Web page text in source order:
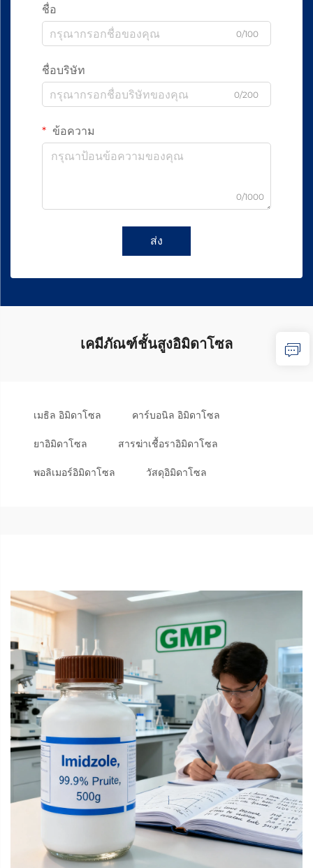
ชื่อ
0/100
ชื่อบริษัท
0/200
ข้อความ
0/1000
ส่ง
เคมีภัณฑ์ชั้นสูงอิมิดาโซล
เมธิล อิมิดาโซล คาร์บอนิล อิมิดาโซล
ยาอิมิดาโซล สารฆ่าเชื้อราอิมิดาโซล
พอลิเมอร์อิมิดาโซล วัสดุอิมิดาโซล